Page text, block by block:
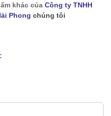
khác của Công ty TNHH
Phong chúng tôi